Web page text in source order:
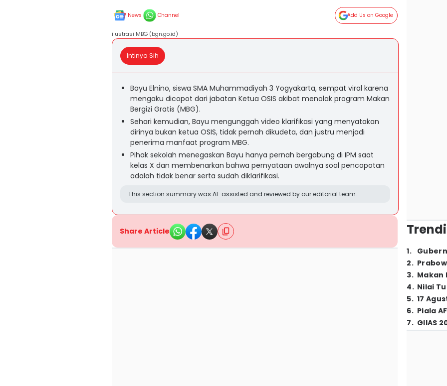
News Channel Add Us on Google
ilustrasi MBG (bgn.go.id)
Intinya Sih
Bayu Elnino, siswa SMA Muhammadiyah 3 Yogyakarta, sempat viral karena
mengaku dicopot dari jabatan Ketua OSIS akibat menolak program Makan
Bergizi Gratis (MBG).
Sehari kemudian, Bayu mengunggah video klarifikasi yang menyatakan
dirinya bukan ketua OSIS, tidak pernah dikudeta, dan justru menjadi
penerima manfaat program MBG.
Pihak sekolah menegaskan Bayu hanya pernah bergabung di IPM saat
kelas X dan membenarkan bahwa pernyataan awalnya soal pencopotan
adalah tidak benar serta sudah diklarifikasi.
This section summary was AI-assisted and reviewed by our editorial team.
Share Article
1.
2.
3. Makan
4. Nilai
5. 17
6. Piala
7. GIIAS